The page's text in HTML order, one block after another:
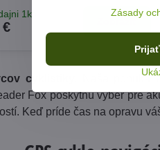
1ks
€
cyklistiky. Naša ponuka
Fox poskytnú výber pre
Keď príde čas na opravu
Zásady